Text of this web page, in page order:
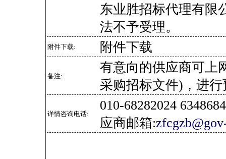
东业胜招标代理有限
法不予受理。
附件下载: 附件下载
备注:
有意向的供应商可上
采购招标文件)，进
详情咨询电话:
010-68282024
应商邮箱: